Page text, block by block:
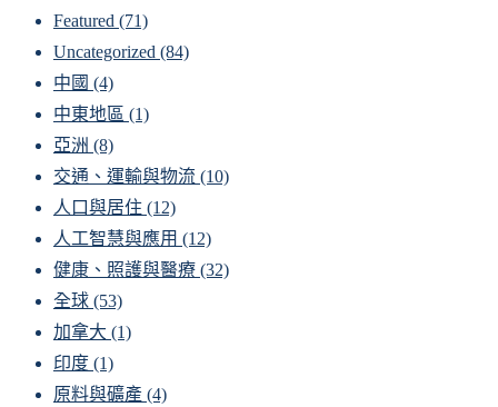
Featured (71)
Uncategorized (84)
中國 (4)
中東地區 (1)
亞洲 (8)
交通、運輸與物流 (10)
人口與居住 (12)
人工智慧與應用 (12)
健康、照護與醫療 (32)
全球 (53)
加拿大 (1)
印度 (1)
原料與礦產 (4)